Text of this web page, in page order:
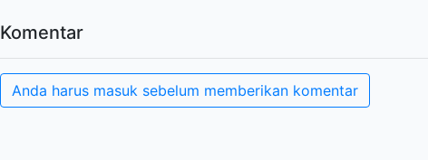
Komentar
Anda harus masuk sebelum memberikan komentar